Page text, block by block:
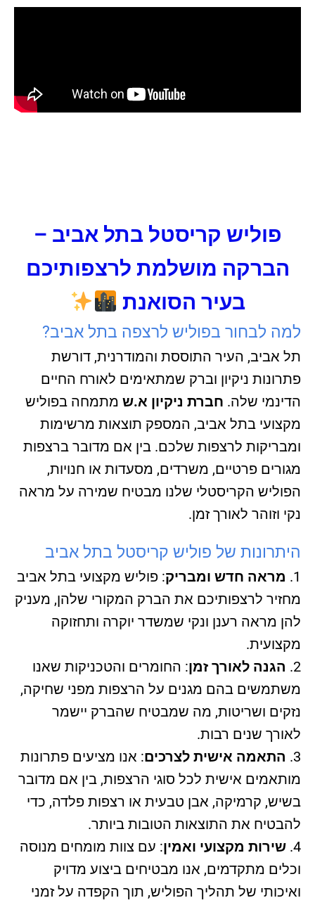
פוליש קריסטל בתל אביב –
הברקה מושלמת לרצפותיכם
בעיר הסואנת
למה לבחור בפוליש לרצפה בתל אביב?
תל אביב, העיר התוססת והמודרנית, דורשת
פתרונות ניקיון וברק שמתאימים לאורח החיים
הדינמי שלה. חברת ניקיון א.ש מתמחה בפוליש
מקצועי בתל אביב, המספק תוצאות מרשימות
ומבריקות לרצפות שלכם. בין אם מדובר ברצפות
מגורים פרטיים, משרדים, מסעדות או חנויות,
הפוליש הקריסטלי שלנו מבטיח שמירה על מראה
נקי וזוהר לאורך זמן.
היתרונות של פוליש קריסטל בתל אביב
מראה חדש ומבריק: פוליש מקצועי בתל אביב
מחזיר לרצפותיכם את הברק המקורי שלהן, מעניק
להן מראה רענן ונקי שמשדר יוקרה ותחזוקה
מקצועית.
הגנה לאורך זמן: החומרים והטכניקות שאנו
משתמשים בהם מגנים על הרצפות מפני שחיקה,
נזקים ושריטות, מה שמבטיח שהברק יישמר
לאורך שנים רבות.
התאמה אישית לצרכים: אנו מציעים פתרונות
מותאמים אישית לכל סוגי הרצפות, בין אם מדובר
בשיש, קרמיקה, אבן טבעית או רצפות פלדה, כדי
להבטיח את התוצאות הטובות ביותר.
שירות מקצועי ואמין: עם צוות מומחים מנוסה
וכלים מתקדמים, אנו מבטיחים ביצוע מדויק
ואיכותי של תהליך הפוליש, תוך הקפדה על זמני